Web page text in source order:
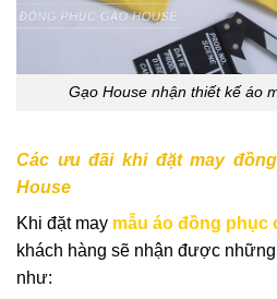
Gạo House nhận thiết kế áo
Các ưu đãi khi đặt may
House
Khi đặt may mẫu áo đồng phục
khách hàng sẽ nhận được
như: